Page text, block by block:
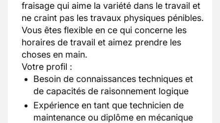
fraisage qui aime la variété dans le travail et
ne craint pas les travaux physiques pénibles.
Vous êtes flexible en ce qui concerne les
horaires de travail et aimez prendre les
choses en main.
Votre profil :
Besoin de connaissances techniques et
de capacités de raisonnement logique
Expérience en tant que technicien de
maintenance ou diplôme en mécanique